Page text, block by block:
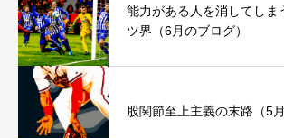
能力がある人を消してしま
ツ界（6月のブログ）
股関節至上主義の末路（5